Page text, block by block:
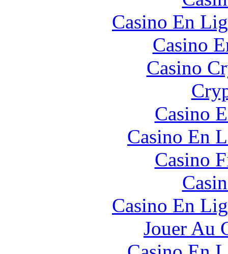
Casino En
Casino
Casino
Casino
Casino En
Casino
Casino En
Jouer Au